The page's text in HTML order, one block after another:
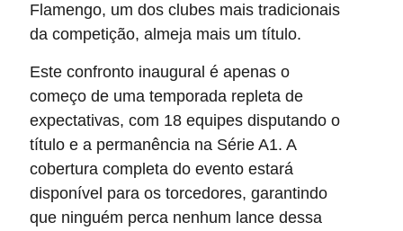
Flamengo, um dos clubes mais tradicionais
da competição, almeja mais um título.
Este confronto inaugural é apenas o
começo de uma temporada repleta de
expectativas, com 18 equipes disputando o
título e a permanência na Série A1. A
cobertura completa do evento estará
disponível para os torcedores, garantindo
que ninguém perca nenhum lance dessa